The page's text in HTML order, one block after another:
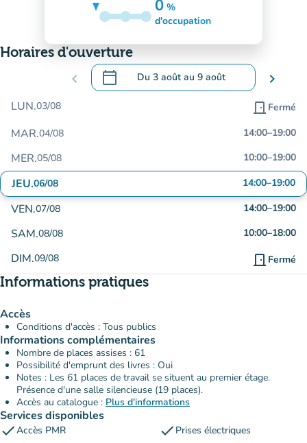
0 %
5%
d'occupation
Horaires d'ouverture
chevron_left calendar_today Du 3 aoûtau 9 août
.Ouvrir le calendrier pour changer de
chevron_right
LUN.03/08 door_front Fermé
MAR.04/08 14:00–19:00
MER.05/08 10:00–19:00
JEU.06/08 14:00–19:00
VEN.07/08 14:00–19:00
SAM.08/08 10:00–18:00
DIM.09/08 door_front Fermé
Informations pratiques
Accès
Conditions d'accès : Tous publics
Informations complémentaires
Nombre de places assises : 61
Possibilité d'emprunt des livres : Oui
Notes : Les 61 places de travail se situent au premier étage.
Présence d'une salle silencieuse (19 places).
Accès au catalogue : Plus d'informations
Services disponibles
checkAccès PMR check Prises électriques